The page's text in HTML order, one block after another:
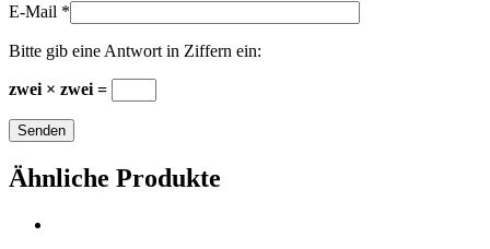
E-Mail *
Bitte gib eine Antwort in Ziffern ein:
zwei × zwei =
Ähnliche Produkte